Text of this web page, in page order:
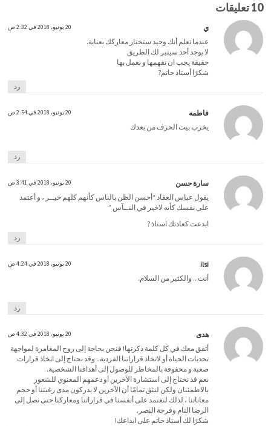
10 تعليقات
ي 20 يونيو، 2018 في 2:32 ص
عندما تعلم أنك وحيد ستختار معاركك بعناية.
لا يوجد أحد سينير لك الطريق
حقيقة يجب ان نفهمها و نعمل بها
شكرًا أستاذ حاتم?
رد
فاطمه 20 يونيو، 2018 في 2:54 ص
يخرب بيت الحرف من بعدك
رد
سارة حسن 20 يونيو، 2018 في 3:41 ص
يقول عباس العقاد “‏أحسن الظن بالناس كأنهم كلهم خيــر ، و أعتمد
على نفسك كأنه لاخير في النــآس ”
ابدعت كعادتك استاذ ?
رد
ilsi 20 يونيو، 2018 في 4:24 ص
أنت .. والكثير من السلام.
رد
هدى 20 يونيو، 2018 في 4:32 ص
أتفق معك في كل كلمة ذكرتها! فنحن بحاجة إلى روح المغامرة لمواجهة
تحديات الحياة أو لاتخاذ قراراتنا الفردية.. وقد نحتاج إلى اتخاذ قرارات
صعبة و محفوفة بالمخاطر للوصول إلى أهدافنا الشخصية.
نعم قد نحتاج إلى استشارة الآخرين أو دعمهم المعنوي للشعور
بالاطمئنان ولكن لنثق تمامًا أن الآخرين لا يدركون مدى رغبتنا أو حجم
معاناتنا ، لذلك لنعتمد على أنفسنا في قراراتنا ومعاركنا حتى نصل إلى
الرضا التام وفرحة النصر.
شكرًا لك أستاذ حاتم على ابداعك!